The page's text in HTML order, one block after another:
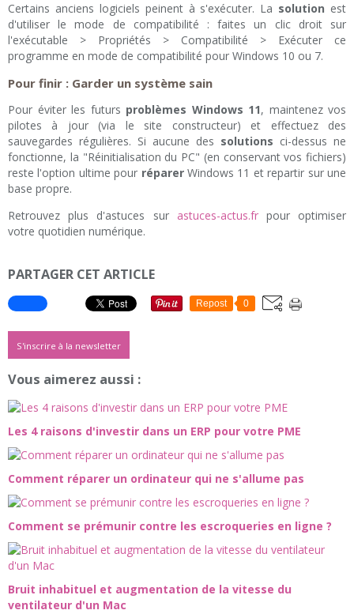
Certains anciens logiciels peinent à s'exécuter. La solution est
d'utiliser le mode de compatibilité : faites un clic droit sur
l'exécutable > Propriétés > Compatibilité > Exécuter ce
programme en mode de compatibilité pour Windows 10 ou 7.
Pour finir : Garder un système sain
Pour éviter les futurs problèmes Windows 11, maintenez vos
pilotes à jour (via le site constructeur) et effectuez des
sauvegardes régulières. Si aucune des solutions ci-dessus ne
fonctionne, la "Réinitialisation du PC" (en conservant vos fichiers)
reste l'option ultime pour réparerWindows 11 et repartir sur une
base propre.
Retrouvez plus d'astuces sur astuces-actus.frpour optimiser
votre quotidien numérique.
PARTAGER CET ARTICLE
Repost 0
S'inscrire à la newsletter
Vous aimerez aussi :
Les 4 raisons d'investir dans un ERP pour votre PME
Comment réparer un ordinateur qui ne s'allume pas
Comment se prémunir contre les escroqueries en ligne ?
Bruit inhabituel et augmentation de la vitesse du
ventilateur d'un Mac